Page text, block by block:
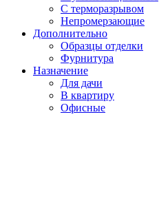
С терморазрывом
Непромерзающие
Дополнительно
Образцы отделки
Фурнитура
Назначение
Для дачи
В квартиру
Офисные